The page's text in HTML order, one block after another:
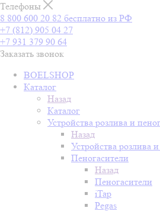
Телефоны
8 800 600 20 82 бесплатно из РФ
+7 (812) 905 04 27
+7 931 379 90 64
Заказать звонок
BOELSHOP
Каталог
Назад
Каталог
Устройства розлива и
Назад
Устройства розлива
Пеногасители
Назад
Пеногасители
iTap
Pegas